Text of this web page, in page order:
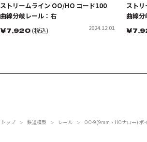
ストリームライン OO/HO コード100
曲線分岐レール：右
￥7,920(税込) 2024.12.01
スト
曲線
￥
トップ ＞ 鉄道模型 ＞ レール ＞ OO-9(9mm・HOナロー) ポ